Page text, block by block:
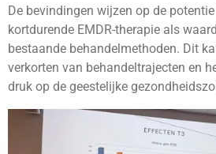
De bevindingen wijzen op de
kortdurende EMDR-therapie als
bestaande behandelmethoden. Dit
verkorten van behandeltrajecten en
druk op de geestelijke